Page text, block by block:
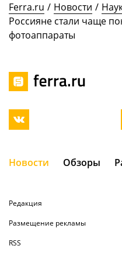
Ferra.ru / Новости /
Россияне стали чаще
фотоаппараты
Новости Обзоры
Редакция
Размещение рекламы
RSS